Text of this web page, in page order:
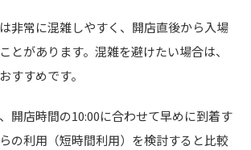
非常に混雑しやすく、開店直後から入場
とがあります。混雑を避けたい場合は、
すすめです。
開店時間の10:00に合わせて早めに到着す
の利用（短時間利用）を検討すると比較